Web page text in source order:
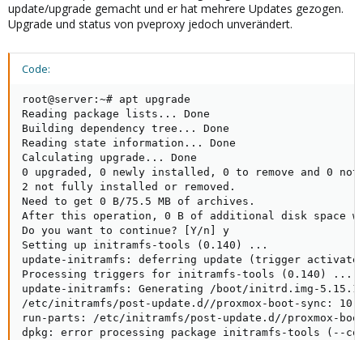
update/upgrade gemacht und er hat mehrere Updates gezogen.
Upgrade und status von pveproxy jedoch unverändert.
Code:
root@server:~# apt upgrade
Reading package lists... Done
Building dependency tree... Done
Reading state information... Done
Calculating upgrade... Done
0 upgraded, 0 newly installed, 0 to remove and 0 not
2 not fully installed or removed.
Need to get 0 B/75.5 MB of archives.
After this operation, 0 B of additional disk space
Do you want to continue? [Y/n] y
Setting up initramfs-tools (0.140) ...
update-initramfs: deferring update (trigger
Processing triggers for initramfs-tools (0.140) ...
update-initramfs: Generating /boot/initrd.img-
/etc/initramfs/post-update.d//proxmox-boot-sync:
run-parts: /etc/initramfs/post-update.d//proxmox-
dpkg: error processing package initramfs-tools (--